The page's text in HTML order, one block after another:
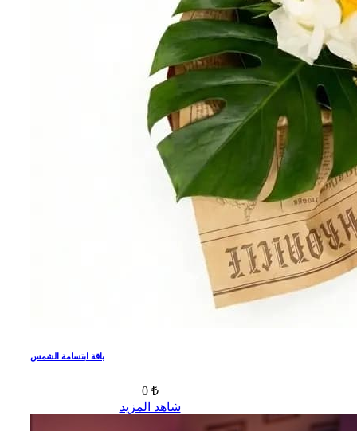
باقة ابتسامة الشمس
0 ₺
شاهد المزيد